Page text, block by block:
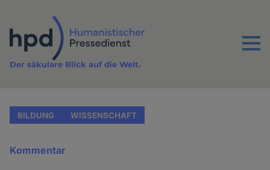
Inhalt
Menu
Der säkulare Blick auf die Welt.
BILDUNG WISSENSCHAFT
Kommentar